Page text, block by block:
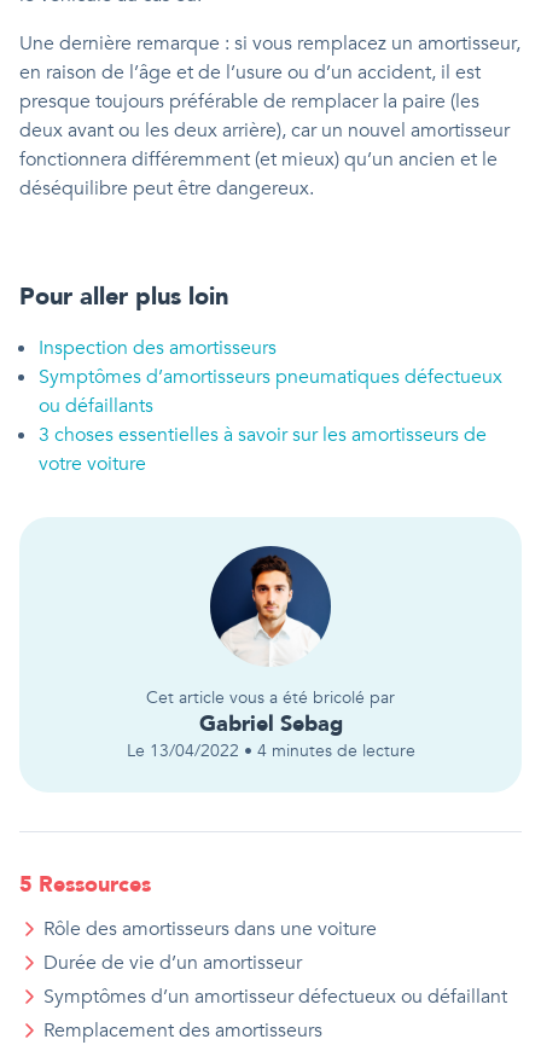
Une dernière remarque : si vous remplacez un amortisseur,
en raison de l’âge et de l’usure ou d’un accident, il est
presque toujours préférable de remplacer la paire (les
deux avant ou les deux arrière), car un nouvel amortisseur
fonctionnera différemment (et mieux) qu’un ancien et le
déséquilibre peut être dangereux.
Pour aller plus loin
Inspection des amortisseurs
Symptômes d’amortisseurs pneumatiques défectueux
ou défaillants
3 choses essentielles à savoir sur les amortisseurs de
votre voiture
Cet article vous a été bricolé par
Gabriel Sebag
Le 13/04/2022 • 4minutes de lecture
5 Ressources
Rôle des amortisseurs dans une voiture
Durée de vie d’un amortisseur
Symptômes d’un amortisseur défectueux ou défaillant
Remplacement des amortisseurs